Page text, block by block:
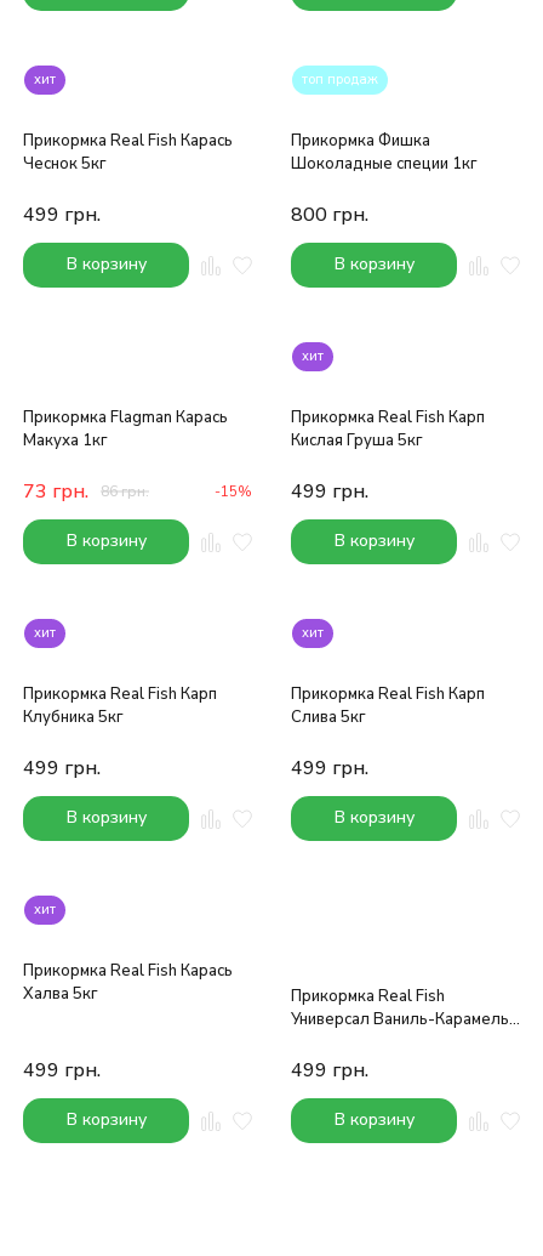
хит
Прикормка Real Fish Карась
Чеснок 5кг
499 грн.
В корзину
топ продаж
Прикормка Фишка
Шоколадные специи 1кг
800 грн.
В корзину
Прикормка Flagman Карась
Макуха 1кг
73 грн. 86грн. -15%
В корзину
хит
Прикормка Real Fish Карп
Кислая Груша 5кг
499 грн.
В корзину
хит
Прикормка Real Fish Карп
Клубника 5кг
499 грн.
В корзину
хит
Прикормка Real Fish Карп
Слива 5кг
499 грн.
В корзину
хит
Прикормка Real Fish Карась
Халва 5кг
499 грн.
В корзину
Прикормка Real Fish
Универсал Ваниль-Карамель
499 грн.
В корзину